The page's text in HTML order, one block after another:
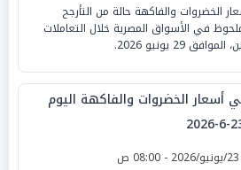
الخضروات والفاكهة حالة من التأرجح
في الأسواق المصرية خلال التعاملات
29 يونيو 2026.
أسعار الخضروات والفاكهة اليوم